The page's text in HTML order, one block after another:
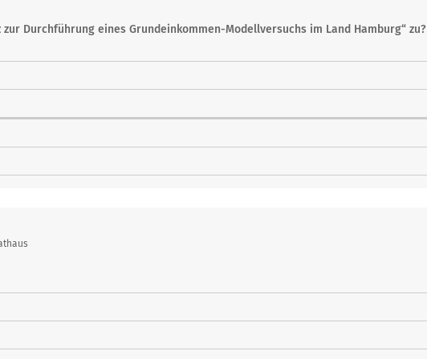
Durchführung eines Grundeinkommen-Modellversuchs im Land Hamburg“ zu?